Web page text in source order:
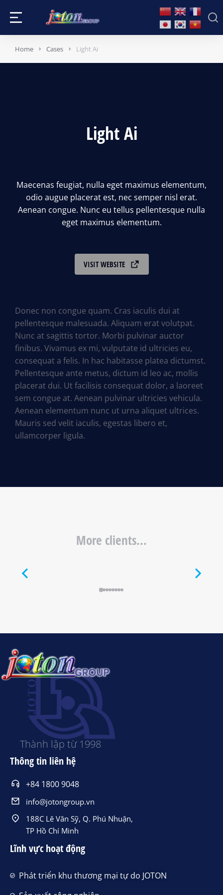
Home Cases Light Ai
Light Ai
Maecenas feugiat, nulla eget maximus elementum,
odio augue placerat est, nec semper nisl erat.
Aenean congue. Nunc eu tellus pellentesque nulla
eget maximus elementum.
VISIT WEBSITE
Donec non congue quam. Cras iaculis dui at
pellentesque malesuada. Aliquam erat volutpat.
Nunc at sagittis tortor. Morbi pulvinar auctor
finibus. Vivamus ex mi, vulputate id ultricies eu,
consequat a felis. In hac habitasse platea dictumst.
Pellentesque ante metus, dictum id leo ac, mollis
placerat dui. Ut facilisis consequat dolor, a laoreet
sem congue at. Aenean pulvinar ultricies vehicula.
Aenean elementum nunc ut urna aliquet ultrices.
Mauris sed velit iaculis, egestas libero et,
ullamcorper ligula.
More clients...
Thành lập từ 1998
Thông tin liên hệ
+84 1800 9048
info@jotongroup.vn
188C Lê Văn Sỹ, Q. Phú Nhuận,
TP Hồ Chí Minh
Lĩnh vực hoạt động
Phát triển khu thương mại tự do JOTON